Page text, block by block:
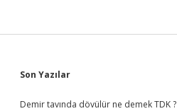
Sidebar
Son Yazılar
Demir tavında dövülür ne demek TDK ?